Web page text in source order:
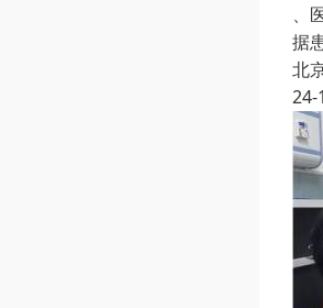
、
据
北
24-